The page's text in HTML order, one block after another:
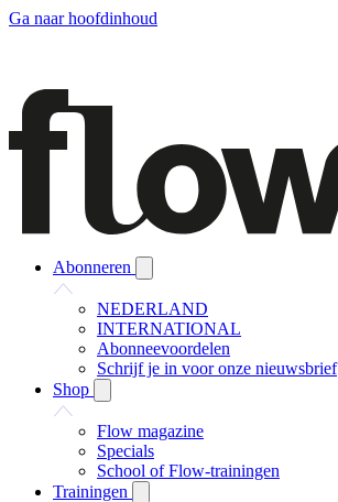
Ga naar hoofdinhoud
Abonneren
NEDERLAND
INTERNATIONAL
Abonneevoordelen
Schrijf je in voor onze nieuwsbrief
Shop
Flow magazine
Specials
School of Flow-trainingen
Trainingen